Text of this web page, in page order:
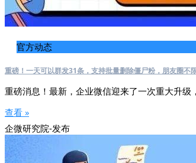
官方动态
重磅！一天可以群发31条，支持批量删除僵尸粉，朋友圈不
重磅消息！最新，企业微信迎来了一次重大升级
查看 »
企微研究院-发布